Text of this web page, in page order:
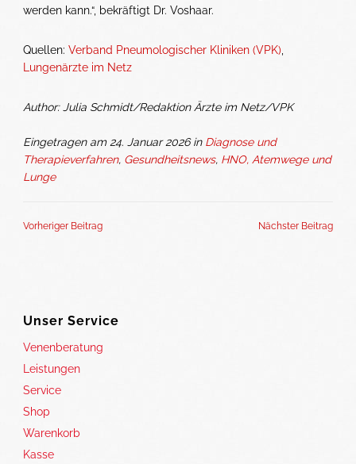
werden kann.“, bekräftigt Dr. Voshaar.
Quellen: Verband Pneumologischer Kliniken (VPK)
Lungenärzte im Netz
Author: Julia Schmidt/Redaktion Ärzte im Netz/VPK
Eingetragen am 24. Januar 2026 in Diagnose und
Therapieverfahren, Gesundheitsnews, HNO, Atemwege und
Lunge
Vorheriger Beitrag Nächster Beitrag
Unser Service
Venenberatung
Leistungen
Service
Shop
Warenkorb
Kasse